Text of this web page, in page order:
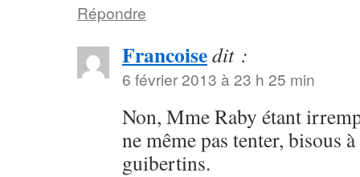
Répondre
Francoisedit :
6 février 2013 à 23 h 25 min
Non, Mme Raby étant
ne même pas tenter, bisous
guibertins.